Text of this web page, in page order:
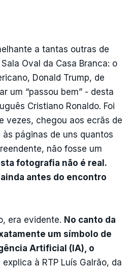
a tantas outras de
Oval da Casa Branca: o
Donald Trump, de
um “passou bem” - desta
Cristiano Ronaldo. Foi
vezes, chegou aos ecrãs de
páginas de uns quantos
não fosse um
fotografia não é real.
antes do encontro
era evidente. No canto da
um símbolo de
Artificial (IA), o
explica à RTP Luís Galrão, da